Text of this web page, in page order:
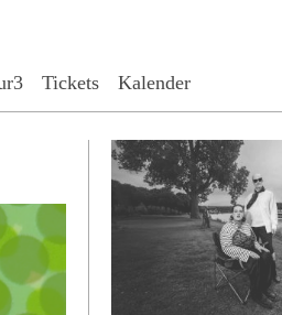
Kalender
Tickets